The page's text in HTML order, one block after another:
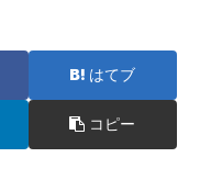
はてブ
コピー